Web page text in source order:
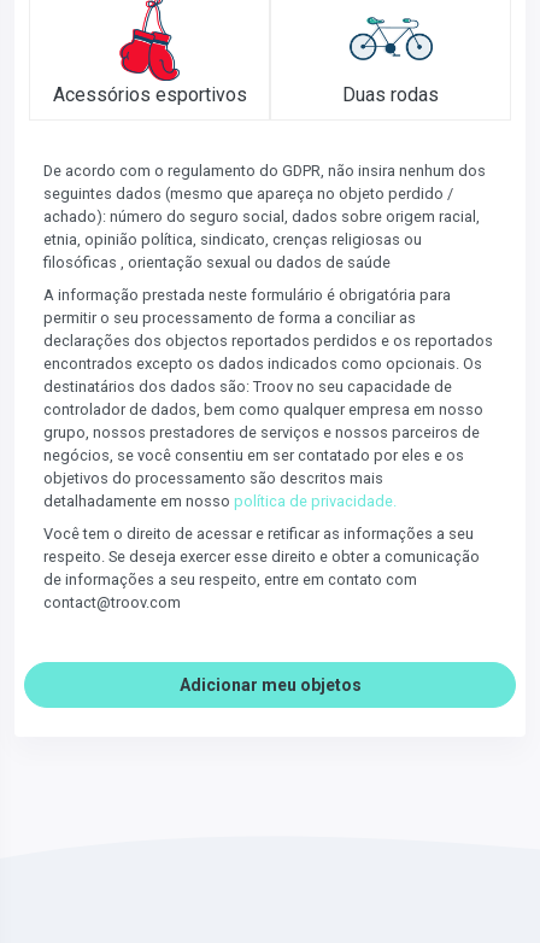
Acessórios esportivos Duas rodas
De acordo com o regulamento do GDPR, não insira nenhum dos
seguintes dados (mesmo que apareça no objeto perdido /
achado): número do seguro social, dados sobre origem racial,
etnia, opinião política, sindicato, crenças religiosas ou
filosóficas , orientação sexual ou dados de saúde
A informação prestada neste formulário é obrigatória para
permitir o seu processamento de forma a conciliar as
declarações dos objectos reportados perdidos e os reportados
encontrados excepto os dados indicados como opcionais. Os
destinatários dos dados são: Troov no seu capacidade de
controlador de dados, bem como qualquer empresa em nosso
grupo, nossos prestadores de serviços e nossos parceiros de
negócios, se você consentiu em ser contatado por eles e os
objetivos do processamento são descritos mais
detalhadamente em nosso política de privacidade.
Você tem o direito de acessar e retificar as informações a seu
respeito. Se deseja exercer esse direito e obter a comunicação
de informações a seu respeito, entre em contato com
contact@troov.com
Adicionar meu objetos